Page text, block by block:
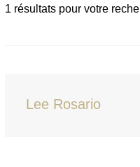
1 résultats pour votre
Lee Rosario